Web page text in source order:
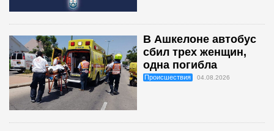
В Ашкелоне автобус
сбил трех женщин,
одна погибла
Происшествия 04.08.2026